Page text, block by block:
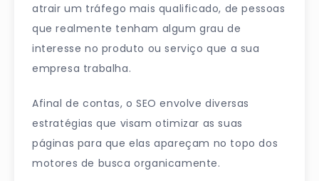
atrair um tráfego mais qualificado, de pessoas
que realmente tenham algum grau de
interesse no produto ou serviço que a sua
empresa trabalha.
Afinal de contas, o SEO envolve diversas
estratégias que visam otimizar as suas
páginas para que elas apareçam no topo dos
motores de busca organicamente.